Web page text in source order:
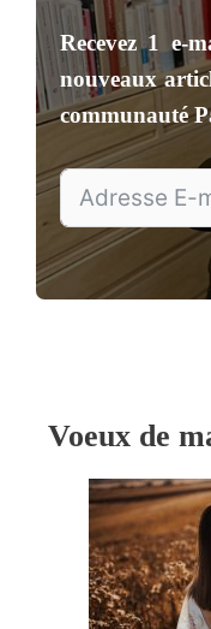
Recevez1 e-
nouveaux
communauté
Voeux de